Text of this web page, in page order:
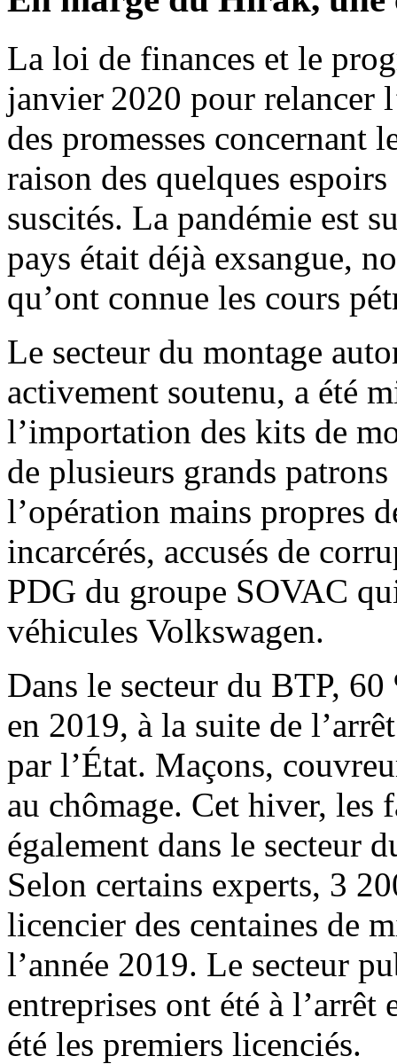
La loi de finances et le
janvier 2020 pour relancer
des promesses concernant
raison des quelques
suscités. La pandémie est
pays était déjà exsangue,
qu’ont connue les cours
Le secteur du montage
activement soutenu, a été
l’importation des kits de
de plusieurs grands
l’opération mains propres
incarcérés, accusés de
PDG du groupe SOVAC
véhicules Volkswagen.
Dans le secteur du BTP,
en 2019, à la suite de
par l’État. Maçons,
au chômage. Cet hiver, les
également dans le secteur
Selon certains experts, 3
licencier des centaines de
l’année 2019. Le secteur
entreprises ont été à
été les premiers licenciés.